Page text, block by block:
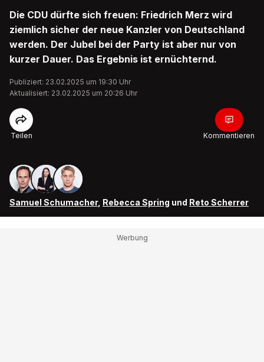
Die CDU dürfte sich freuen: Friedrich Merz wird
ziemlich sicher der neue Kanzler von Deutschland
werden. Der Jubel bei der Party ist aber nur von
kurzer Dauer. Das Ergebnis ist ernüchternd.
Publiziert: 23.02.2025 um 19:30 Uhr
Aktualisiert: 23.02.2025 um 20:26 Uhr
Teilen Kommentieren
Samuel Schumacher, Rebecca Spring und Reto Scherrer